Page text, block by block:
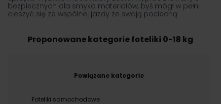
bezpiecznych dla smyka materiałów, byś mógł w pełni
cieszyć się ze wspólnej jazdy ze swoją pociechą.
Proponowane kategorie foteliki 0-18 kg
Powiązane kategorie
Foteliki samochodowe